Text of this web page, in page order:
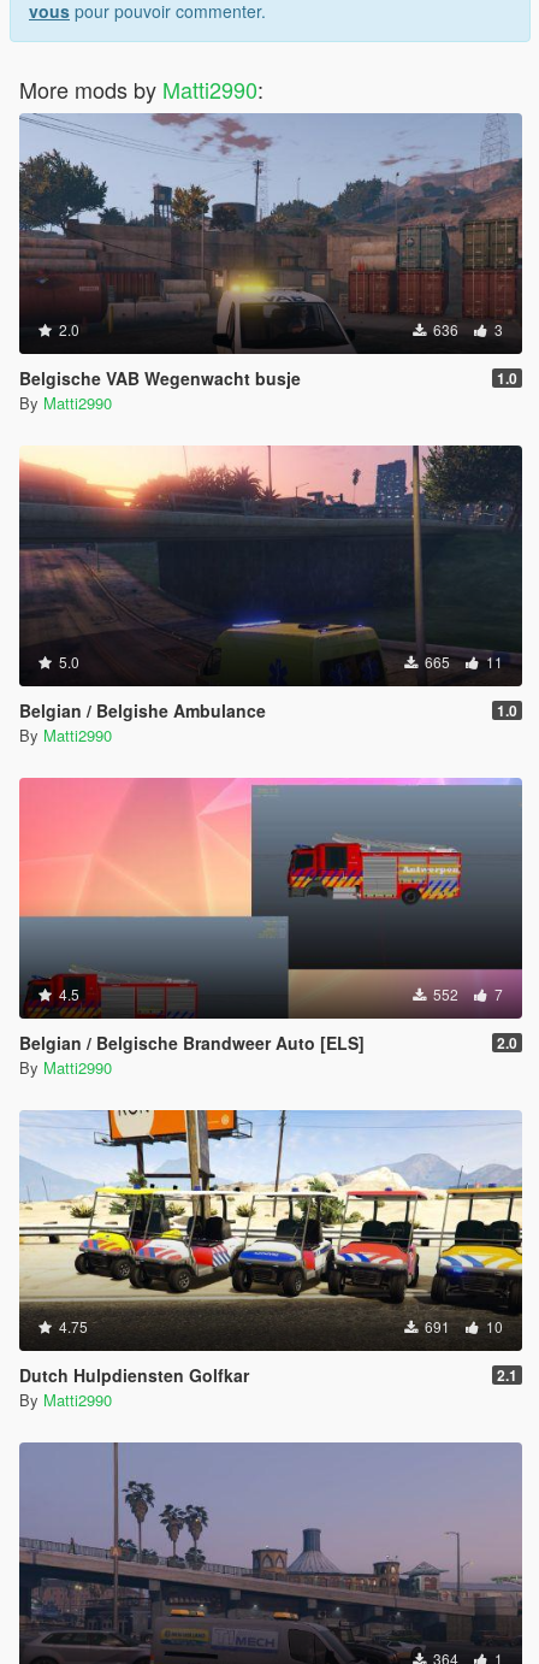
vous pour pouvoir commenter.
More mods by Matti2990:
2.0 636 3
Belgische VAB Wegenwacht busje 1.0
By Matti2990
5.0 665 11
Belgian / Belgishe Ambulance 1.0
By Matti2990
4.5 552 7
Belgian / Belgische Brandweer Auto [ELS] 2.0
By Matti2990
4.75 691 10
Dutch Hulpdiensten Golfkar 2.1
By Matti2990
364 1